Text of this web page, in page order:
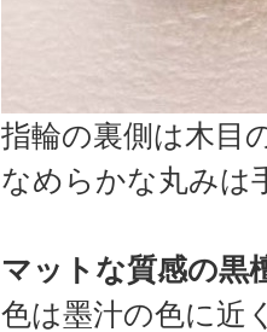
指輪の裏側は木目
なめらかな丸みは
マットな質感の黒
色は墨汁の色に近